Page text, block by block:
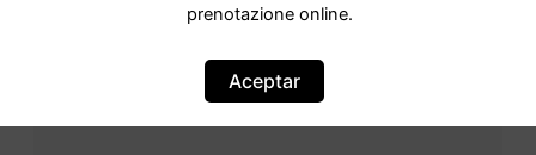
prenotazione online.
Aceptar